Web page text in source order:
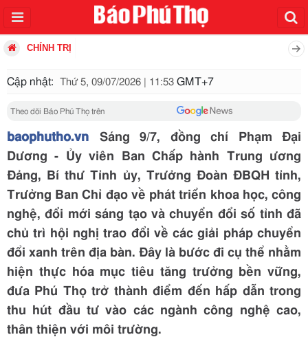
CHÍNH TRỊ
Cập nhật: Thứ 5, 09/07/2026 | 11:53 GMT+7
Theo dõi Báo Phú Thọ trên
baophutho.vn Sáng 9/7, đồng chí Phạm Đại
Dương - Ủy viên Ban Chấp hành Trung ương
Đảng, Bí thư Tỉnh ủy, Trưởng Đoàn ĐBQH tỉnh,
Trưởng Ban Chỉ đạo về phát triển khoa học, công
nghệ, đổi mới sáng tạo và chuyển đổi số tỉnh đã
chủ trì hội nghị trao đổi về các giải pháp chuyển
đổi xanh trên địa bàn. Đây là bước đi cụ thể nhằm
hiện thực hóa mục tiêu tăng trưởng bền vững,
đưa Phú Thọ trở thành điểm đến hấp dẫn trong
thu hút đầu tư vào các ngành công nghệ cao,
thân thiện với môi trường.